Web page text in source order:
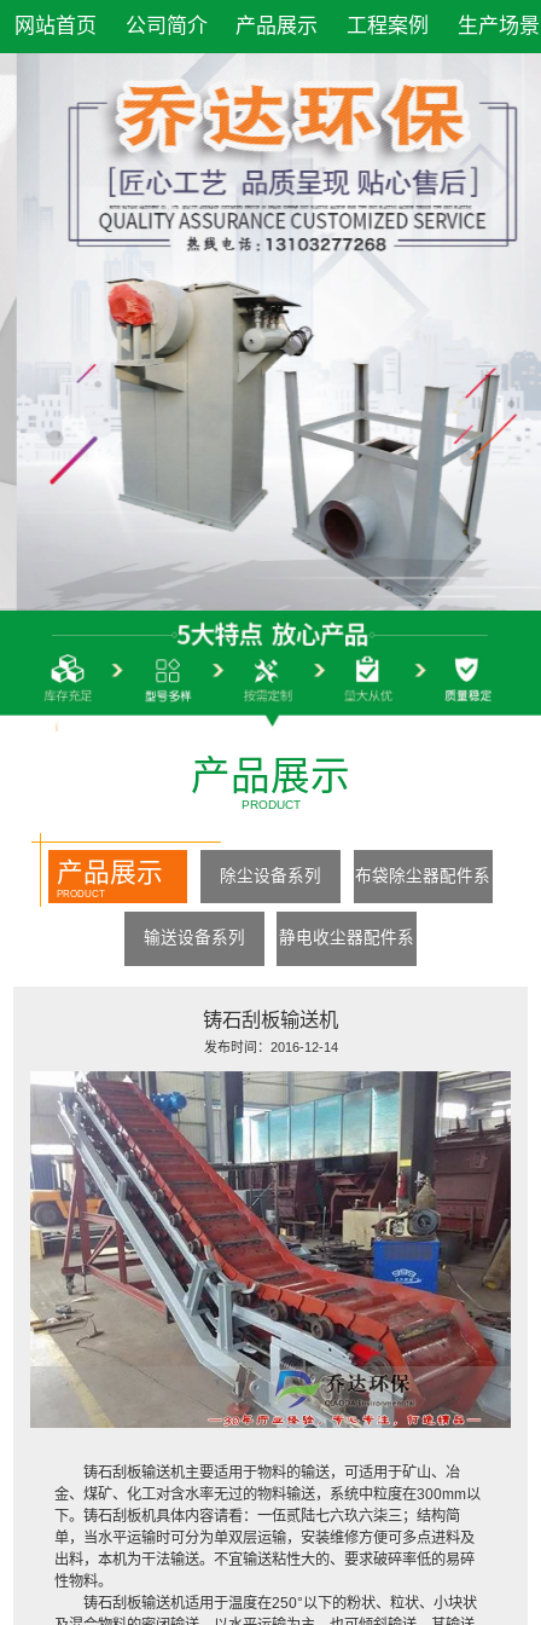
网站首页 公司简介 产品展示 工程案例 生产场景
产品展示
PRODUCT
产品展示
PRODUCT
除尘设备系列 布袋除尘器配件系
输送设备系列 静电收尘器配件系
铸石刮板输送机
发布时间：2016-12-14
铸石刮板输送机主要适用于物料的输送，可适用于矿山、冶
金、煤矿、化工对含水率无过的物料输送，系统中粒度在300mm以
下。铸石刮板机具体内容请看：一伍贰陆七六玖六柒三；结构简
单，当水平运输时可分为单双层运输，安装维修方便可多点进料及
出料，本机为干法输送。不宜输送粘性大的、要求破碎率低的易碎
性物料。
铸石刮板输送机适用于温度在250°以下的粉状、粒状、小块状